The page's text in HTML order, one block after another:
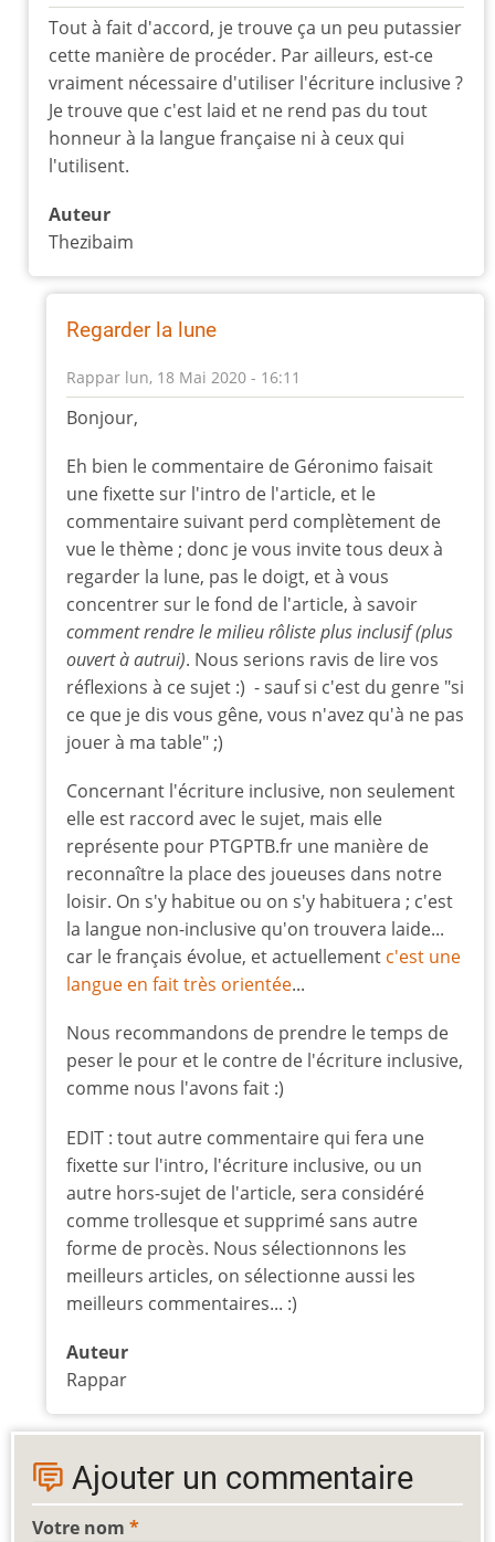
En
réponse
à
Cet
article
nous
parle
par
geronimo
Tout à fait d'accord, je trouve ça un peu putassier
cette manière de procéder. Par ailleurs, est-ce
vraiment nécessaire d'utiliser l'écriture inclusive ?
Je trouve que c'est laid et ne rend pas du tout
honneur à la langue française ni à ceux qui
l'utilisent.
Auteur
Thezibaim
Regarder la lune
Rappar lun, 18 Mai 2020 - 16:11
En
réponse
Putassier
par
Sigismond
Bonjour,
Eh bien le commentaire de Géronimo faisait
une fixette sur l'intro de l'article, et le
commentaire suivant perd complètement de
vue le thème ; donc je vous invite tous deux à
regarder la lune, pas le doigt, et à vous
concentrer sur le fond de l'article, à savoir
comment rendre le milieu rôliste plus inclusif (plus
ouvert à autrui). Nous serions ravis de lire vos
réflexions à ce sujet :) - sauf si c'est du genre "si
ce que je dis vous gêne, vous n'avez qu'à ne pas
jouer à ma table" ;)
Concernant l'écriture inclusive, non seulement
elle est raccord avec le sujet, mais elle
représente pour PTGPTB.fr une manière de
reconnaître la place des joueuses dans notre
loisir. On s'y habitue ou on s'y habituera ; c'est
la langue non-inclusive qu'on trouvera laide...
car le français évolue, et actuellement c'est une
langue en fait très orientée...
Nous recommandons de prendre le temps de
peser le pour et le contre de l'écriture inclusive,
comme nous l'avons fait :)
EDIT : tout autre commentaire qui fera une
fixette sur l'intro, l'écriture inclusive, ou un
autre hors-sujet de l'article, sera considéré
comme trollesque et supprimé sans autre
forme de procès. Nous sélectionnons les
meilleurs articles, on sélectionne aussi les
meilleurs commentaires... :)
Auteur
Rappar
Ajouter un commentaire
Votre nom